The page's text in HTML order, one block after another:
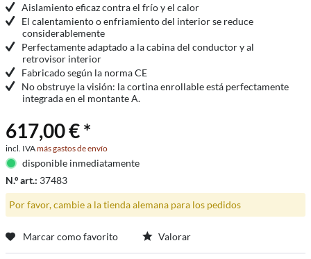
Aislamiento eficaz contra el frío y el calor
El calentamiento o enfriamiento del interior se reduce
considerablemente
Perfectamente adaptado a la cabina del conductor y al
retrovisor interior
Fabricado según la norma CE
No obstruye la visión: la cortina enrollable está perfectamente
integrada en el montante A.
617,00 € *
incl. IVAmás gastos de envío
disponible inmediatamente
N.º art.: 37483
Por favor, cambie a la tienda alemana para los pedidos
Marcar como favorito Valorar